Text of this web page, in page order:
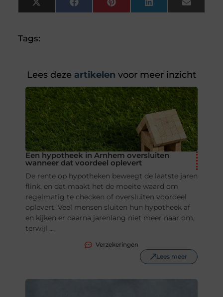
X
(Twitter)
FacebookPinterestLinkedInEmail
Tags:
Lees deze artikelen voor meer inzicht
Een hypotheek in Arnhem oversluiten
wanneer dat voordeel oplevert
De rente op hypotheken beweegt de laatste jaren
flink, en dat maakt het de moeite waard om
regelmatig te checken of oversluiten voordeel
oplevert. Veel mensen sluiten hun hypotheek af
en kijken er daarna jarenlang niet meer naar om,
terwijl ...
Verzekeringen
Lees meer